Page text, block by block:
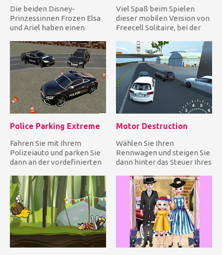
Die beiden Disney-
Prinzessinnen Frozen Elsa
und Ariel haben einen
Stil bes...
Viel Spaß beim Spielen
dieser mobilen Version von
Freecell Solitaire, bei der
Police Parking Extreme
Fahren Sie mit Ihrem
Polizeiauto und parken Sie
dann an der vordefinierten
Motor Destruction
Wählen Sie Ihren
Rennwagen und steigen Sie
dann hinter das Steuer Ihres
um...